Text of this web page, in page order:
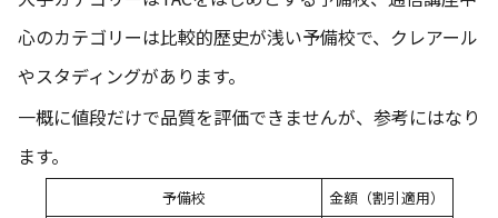
心のカテゴリーは比較的歴史が浅い予備校で、クレアール
やスタディングがあります。
一概に値段だけで品質を評価できませんが、参考にはなり
ます。
予備校
金額（割引適用）